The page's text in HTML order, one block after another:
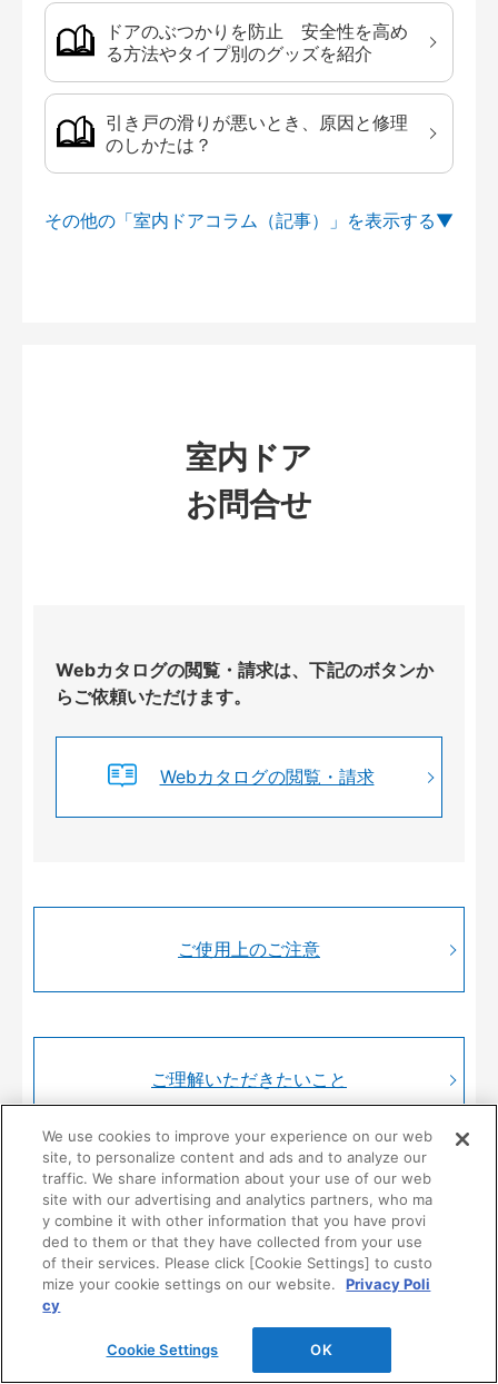
ドアのぶつかりを防止 安全性を高め
る方法やタイプ別のグッズを紹介
引き戸の滑りが悪いとき、原因と修理
のしかたは？
その他の「室内ドアコラム（記事）」を
室内ドア
お問合せ
Webカタログの閲覧・請求は、下記のボタンか
らご依頼いただけます。
Webカタログの閲覧・請求
ご使用上のご注意
ご理解いただきたいこと
製品情報・仕様・施工について
製品に関するご質問、ご相談はこちらからお問合せくださ
※お取引（見積り、注文、納期等）に関わるお問い合わせ
We use cookies to improve your experience on our web
site, to personalize content and ads and to analyze our
traffic. We share information about your use of our web
site with our advertising and analytics partners, who ma
y combine it with other information that you have provi
ded to them or that they have collected from your use
of their services. Please click [Cookie Settings] to custo
mize your cookie settings on our website.
Privacy Poli
cy
Cookie Settings OK